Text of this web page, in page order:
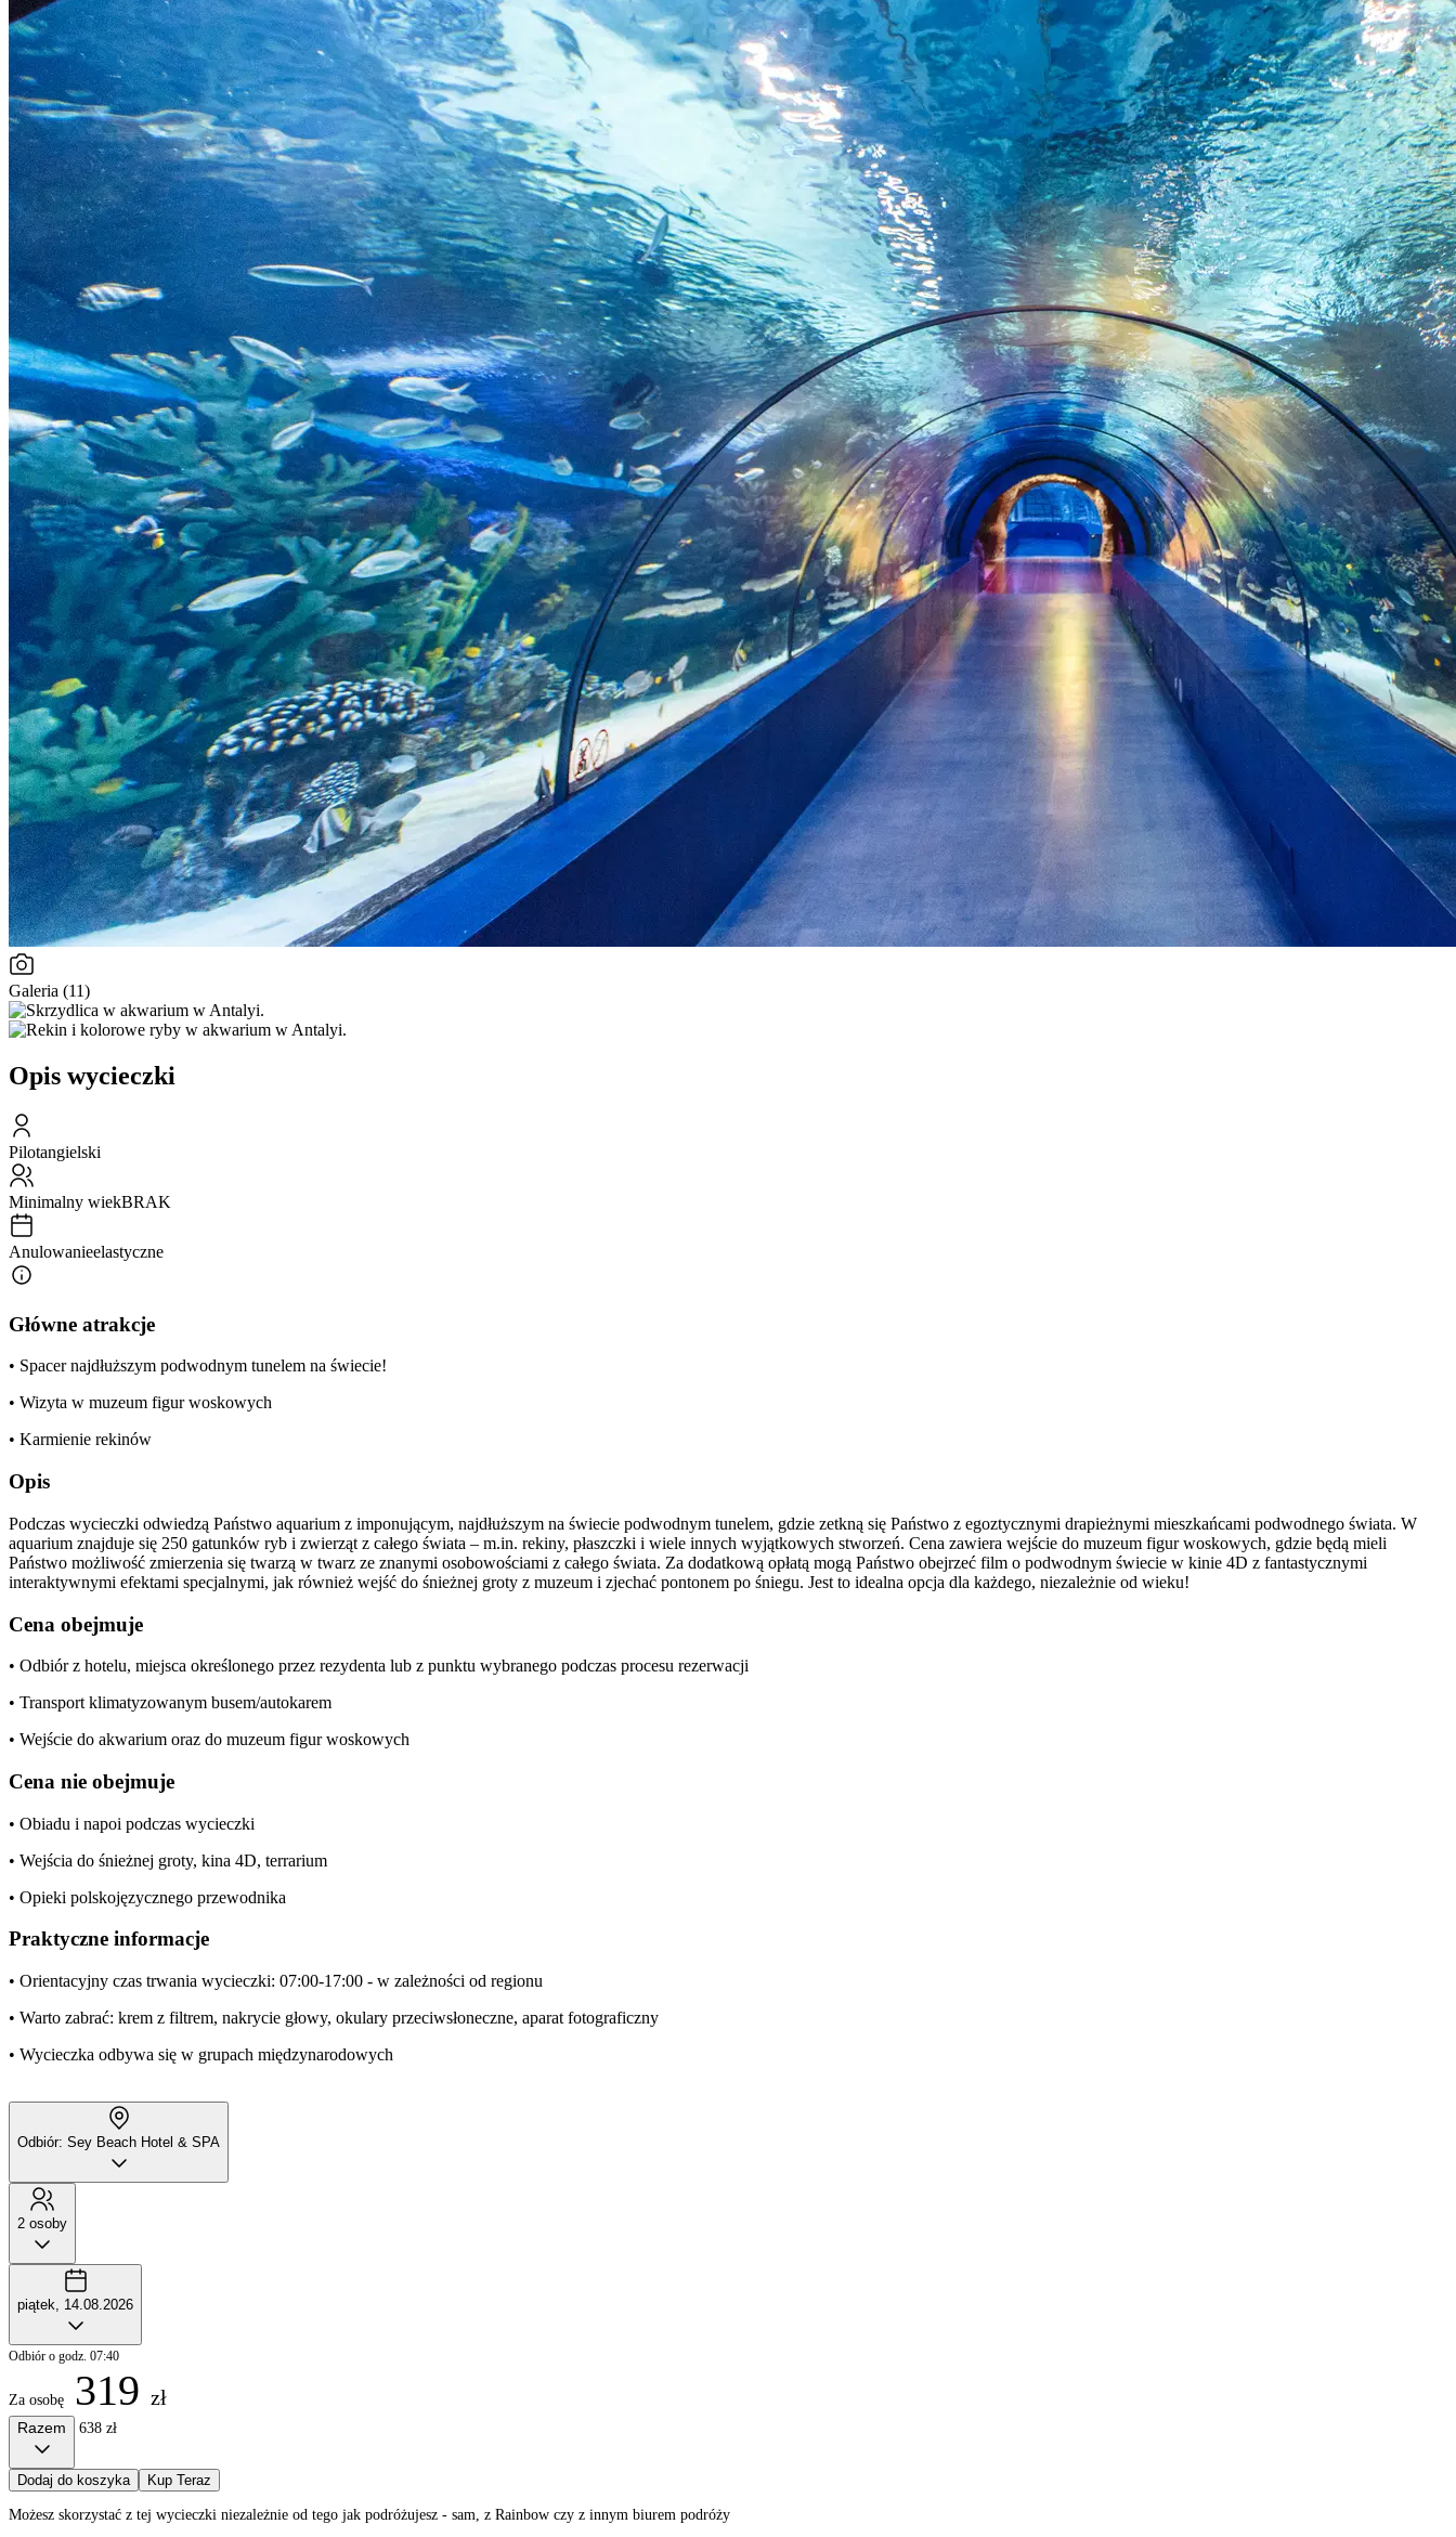
Galeria (11)
Opis wycieczki
Pilotangielski
Minimalny wiekBRAK
Anulowanieelastyczne
Główne atrakcje
• Spacer najdłuższym podwodnym tunelem na świecie!
• Wizyta w muzeum figur woskowych
• Karmienie rekinów
Opis
Podczas wycieczki odwiedzą Państwo aquarium z imponującym, najdłuższym na świecie podwodnym tunelem, gdzie zetkną się Państwo z egoztycznymi drapieżnymi mieszkańcami podwodnego świata. W
aquarium znajduje się 250 gatunków ryb i zwierząt z całego świata – m.in. rekiny, płaszczki i wiele innych wyjątkowych stworzeń. Cena zawiera wejście do muzeum figur woskowych, gdzie będą mieli
Państwo możliwość zmierzenia się twarzą w twarz ze znanymi osobowościami z całego świata. Za dodatkową opłatą mogą Państwo obejrzeć film o podwodnym świecie w kinie 4D z fantastycznymi
interaktywnymi efektami specjalnymi, jak również wejść do śnieżnej groty z muzeum i zjechać pontonem po śniegu. Jest to idealna opcja dla każdego, niezależnie od wieku!
Cena obejmuje
• Odbiór z hotelu, miejsca określonego przez rezydenta lub z punktu wybranego podczas procesu rezerwacji
• Transport klimatyzowanym busem/autokarem
• Wejście do akwarium oraz do muzeum figur woskowych
Cena nie obejmuje
• Obiadu i napoi podczas wycieczki
• Wejścia do śnieżnej groty, kina 4D, terrarium
• Opieki polskojęzycznego przewodnika
Praktyczne informacje
• Orientacyjny czas trwania wycieczki: 07:00-17:00 - w zależności od regionu
• Warto zabrać: krem z filtrem, nakrycie głowy, okulary przeciwsłoneczne, aparat fotograficzny
• Wycieczka odbywa się w grupach międzynarodowych
Odbiór: Sey Beach Hotel & SPA
2 osoby
piątek, 14.08.2026
Odbiór o godz. 07:40
Za osobę 319 zł
Razem 638 zł
Dodaj do koszyka Kup Teraz
Możesz skorzystać z tej wycieczki niezależnie od tego jak podróżujesz - sam, z Rainbow czy z innym biurem podróży